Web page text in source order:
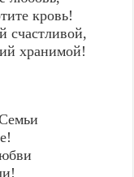
кровь!
счастливой,
хранимой!